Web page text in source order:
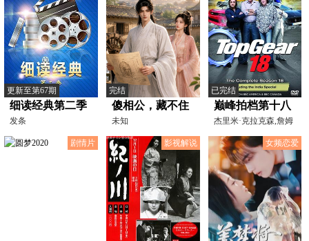
更新至第67期
细读经典第二季
发条
张,Clockwick,Zhang,盲
流兽
完结
傻相公，藏不住
了
未知
已完结
巅峰拍档第十八
季
杰里米·克拉克森,詹姆
斯·梅,理查德·哈蒙
剧情片
影视解说 女频恋爱